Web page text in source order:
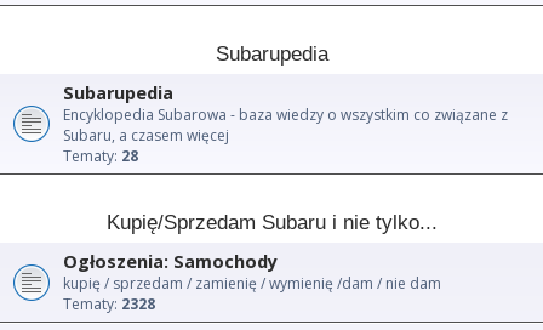
Subarupedia
Subarupedia
Encyklopedia Subarowa - baza wiedzy o wszystkim co związane z
Subaru, a czasem więcej
Tematy: 28
Kupię/Sprzedam Subaru i nie tylko...
Ogłoszenia: Samochody
kupię / sprzedam / zamienię / wymienię /dam / nie dam
Tematy: 2328